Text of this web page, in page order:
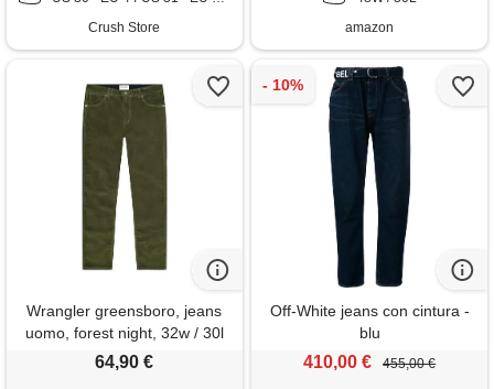
Crush Store
amazon
Wrangler greensboro, jeans
uomo, forest night, 32w / 30l
64,90 €
Off-White jeans con cintura -
blu
410,00 € 455,00 €